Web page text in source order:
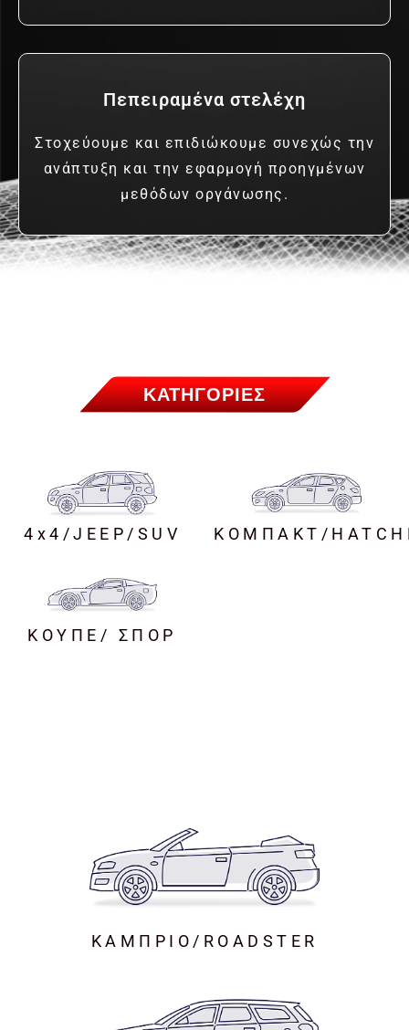
Πεπειραμένα στελέχη
Στοχεύουμε και επιδιώκουμε συνεχώς την
ανάπτυξη και την εφαρμογή προηγμένων
μεθόδων οργάνωσης.
ΚΑΤΗΓΟΡΙΕΣ
4x4/JEEP/SUV ΚΟMΠΑΚΤ/
ΚΟΥΠΕ/ ΣΠΟΡ
ΚΑΜΠΡΙΟ/ROADSTER